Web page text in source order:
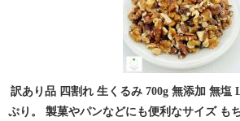
訳あり品 四割れ 生くるみ 700g 無添加 無塩
ぷり。 製菓やパンなどにも便利なサイズ も